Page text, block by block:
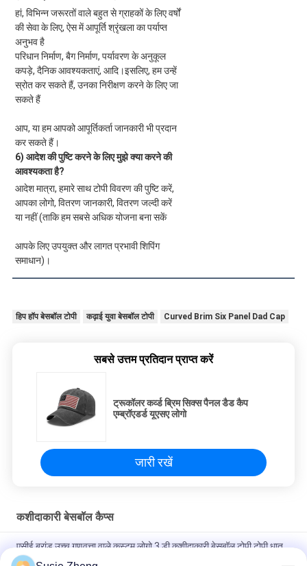
हां, विभिन्न जरूरतों वाले बहुत से ग्राहकों के लिए वर्षों
की सेवा के लिए, ऐस में आपूर्ति श्रृंखला का पर्याप्त
अनुभव है
परिधान निर्माण, बैग निर्माण, पर्यावरण के अनुकूल
कपड़े, दैनिक आवश्यकताएं, आदि।इसलिए, हम उन्हें
स्रोत कर सकते हैं, उनका निरीक्षण करने के लिए जा
सकते हैं
आप, या हम आपको आपूर्तिकर्ता जानकारी भी प्रदान
कर सकते हैं।
6) आदेश की पुष्टि करने के लिए मुझे क्या करने की
आवश्यकता है?
आदेश मात्रा, हमारे साथ टोपी विवरण की पुष्टि करें,
आपका लोगो, वितरण जानकारी, वितरण जल्दी करें
या नहीं (ताकि हम सबसे अधिक योजना बना सकें
आपके लिए उपयुक्त और लागत प्रभावी शिपिंग
समाधान)।
हिप हॉप बेसबॉल टोपी कढ़ाई युवा बेसबॉल टोपी Curved Brim Six Panel Dad Cap
सबसे उत्तम प्रतिदान प्राप्त करें
ट्रूकॉलर कर्व्ड ब्रिम सिक्स पैनल डैड कैप
एम्ब्रॉएडर्ड यूएसए लोगो
जारी रखें
कशीदाकारी बेसबॉल कैप्स
एसीई ब्रांड उच्च गुणवत्ता वाले कस्टम लोगो 3 डी कशीदाकारी बेसबॉल टोपी टोपी धातु
बकसुआ के साथ